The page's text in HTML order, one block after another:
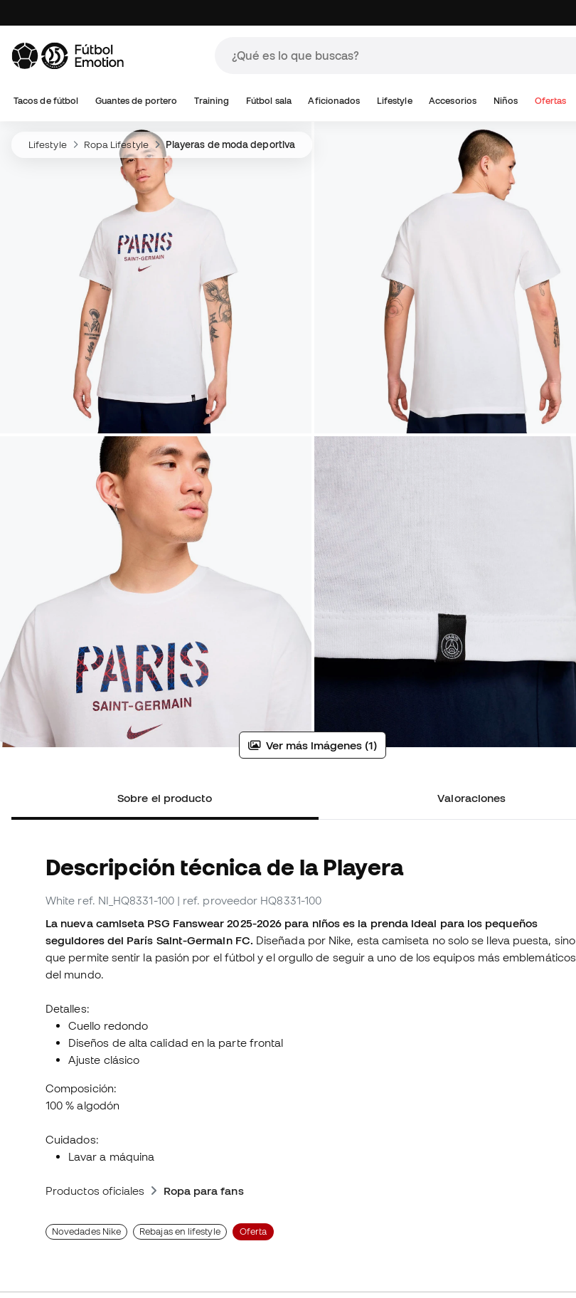
Tacos de fútbol Guantes de portero Training Fútbol sala Aficionados Lifestyle Accesorios Niños Ofertas
Lifestyle Ropa Lifestyle Playeras de moda deportiva
Ver más imágenes (1)
Sobre el producto Valoraciones
Descripción técnica de la Playera
White ref. NI_HQ8331-100 | ref. proveedor HQ8331-100
La nueva camiseta PSG Fanswear 2025-2026 para niños es la prenda ideal para los pequeños
seguidores del París Saint-Germain FC. Diseñada por Nike, esta camiseta no solo se lleva puesta, sino
que permite sentir la pasión por el fútbol y el orgullo de seguir a uno de los equipos más emblemáticos
del mundo.
Detalles:
Cuello redondo
Diseños de alta calidad en la parte frontal
Ajuste clásico
Composición:
100 % algodón
Cuidados:
Lavar a máquina
Productos oficiales Ropa para fans
Novedades Nike Rebajas en lifestyle Oferta